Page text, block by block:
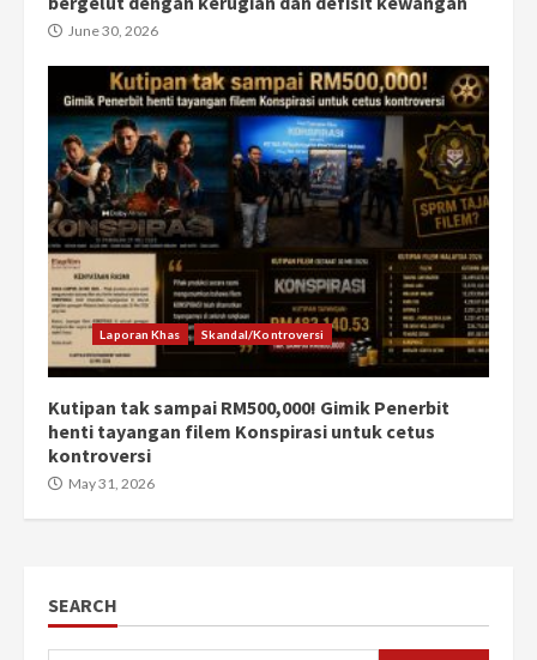
June 30, 2026
Laporan Khas Skandal/Kontroversi
Kutipan tak sampai RM500,000! Gimik Penerbit
henti tayangan filem Konspirasi untuk cetus
kontroversi
May 31, 2026
SEARCH